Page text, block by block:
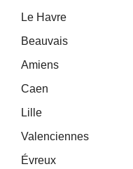
Le Havre
Beauvais
Amiens
Caen
Lille
Valenciennes
Évreux